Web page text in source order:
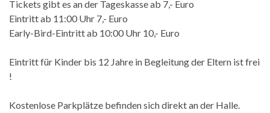
Tickets gibt es an der Tageskasse ab 7,- Euro
Eintritt ab 11:00 Uhr 7,- Euro
Early-Bird-Eintritt ab 10:00 Uhr 10,- Euro
Eintritt für Kinder bis 12 Jahre in Begleitung der Eltern ist frei
!
Kostenlose Parkplätze befinden sich direkt an der Halle.